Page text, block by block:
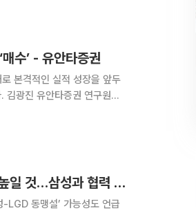
수’ - 유안타증권
본격적인 실적 성장을 앞두
[주총] 정호영 LG디스플레이 사장 “OLED 경쟁력 높일 것…삼성과 협력 가능성 있어”
LGD 동맹설’ 가능성도 언급